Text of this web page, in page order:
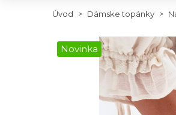
Úvod > Dámske topánky >
Novinka